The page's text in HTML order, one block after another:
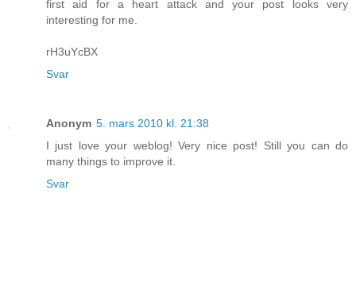
first aid for a heart attack and your post looks very
interesting for me.
rH3uYcBX
Svar
Anonym 5. mars 2010 kl. 21:38
I just love your weblog! Very nice post! Still you can do
many things to improve it.
Svar